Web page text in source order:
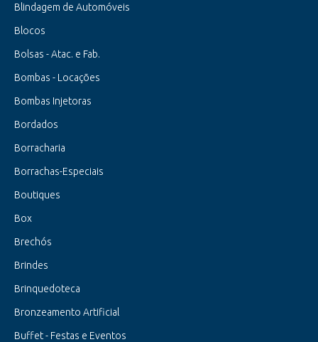
Blindagem de Automóveis
Blocos
Bolsas - Atac. e Fab.
Bombas - Locações
Bombas Injetoras
Bordados
Borracharia
Borrachas-Especiais
Boutiques
Box
Brechós
Brindes
Brinquedoteca
Bronzeamento Artificial
Buffet - Festas e Eventos